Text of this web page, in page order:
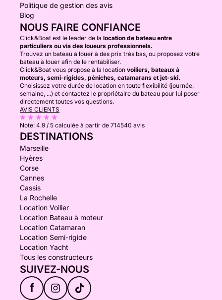
Politique de gestion des avis
Blog
NOUS FAIRE CONFIANCE
Click&Boat est le leader de la location de bateau entre
particuliers ou via des loueurs professionnels.
Trouvez un bateau à louer à des prix très bas, ou proposez votre
bateau à louer afin de le rentabiliser.
Click&Boat vous propose à la location voiliers, bateaux à
moteurs, semi-rigides, péniches, catamarans et jet-ski.
Choisissez votre durée de location en toute flexibilité (journée,
semaine, ...) et contactez le propriétaire du bateau pour lui poser
directement toutes vos questions.
AVIS CLIENTS
Note: 4.9 / 5 calculée à partir de 714540 avis
DESTINATIONS
Marseille
Hyères
Corse
Cannes
Cassis
La Rochelle
Location Voilier
Location Bateau à moteur
Location Catamaran
Location Semi-rigide
Location Yacht
Tous les constructeurs
SUIVEZ-NOUS
f